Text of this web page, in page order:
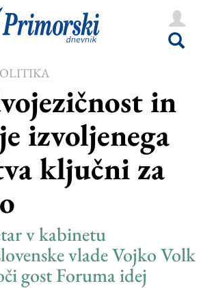
in
izvoljenega
ključni za
v kabinetu
vlade Vojko Volk
gost Foruma idej